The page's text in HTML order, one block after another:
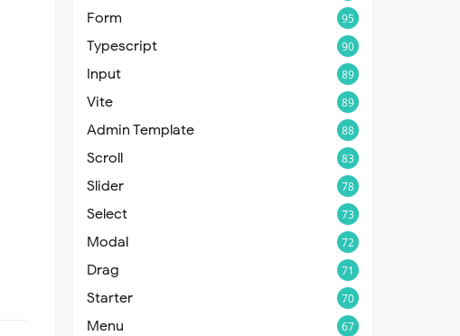
Form 95
Typescript 90
Input 89
Vite 89
Admin Template 88
Scroll 83
Slider 78
Select 73
Modal 72
Drag 71
Starter 70
Menu 67